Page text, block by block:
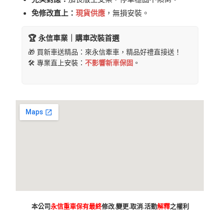
免修改直上：現貨供應 ，無損安裝。
🏆 永信車業｜購車改裝首選
🎁 買新車送精品：來永信牽車，精品好禮直接送！
🛠️ 專業直上安裝：不影響新車保固 。
本公司永信重車保有最終修改.變更.取消.活動解釋之權利